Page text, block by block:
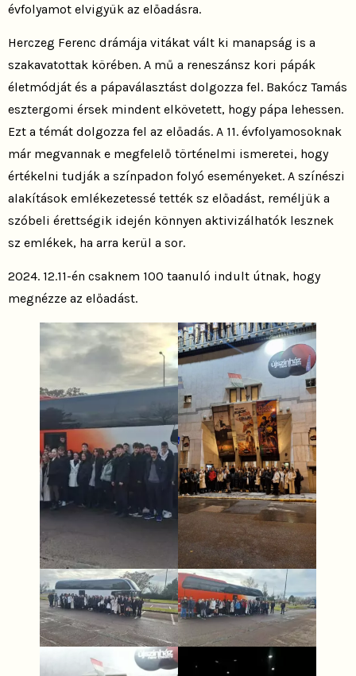
évfolyamot elvigyük az előadásra.
Herczeg Ferenc drámája vitákat vált ki manapság is a
szakavatottak körében. A mű a reneszánsz kori pápák
életmódját és a pápaválasztást dolgozza fel. Bakócz Tamás
esztergomi érsek mindent elkövetett, hogy pápa lehessen.
Ezt a témát dolgozza fel az előadás. A 11. évfolyamosoknak
már megvannak e megfelelő történelmi ismeretei, hogy
értékelni tudják a színpadon folyó eseményeket. A színészi
alakítások emlékezetessé tették sz előadást, reméljük a
szóbeli érettségik idején könnyen aktivizálhatók lesznek
sz emlékek, ha arra kerül a sor.
2024. 12.11-én csaknem 100 taanuló indult útnak, hogy
megnézze az előadást.